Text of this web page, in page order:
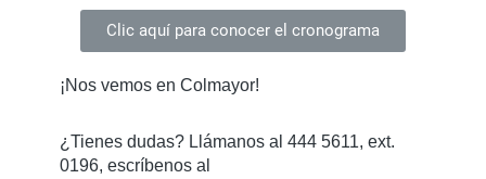
Clic aquí para conocer el cronograma
¡Nos vemos en Colmayor!
¿Tienes dudas? Llámanos al 444 5611, ext.
0196, escríbenos al